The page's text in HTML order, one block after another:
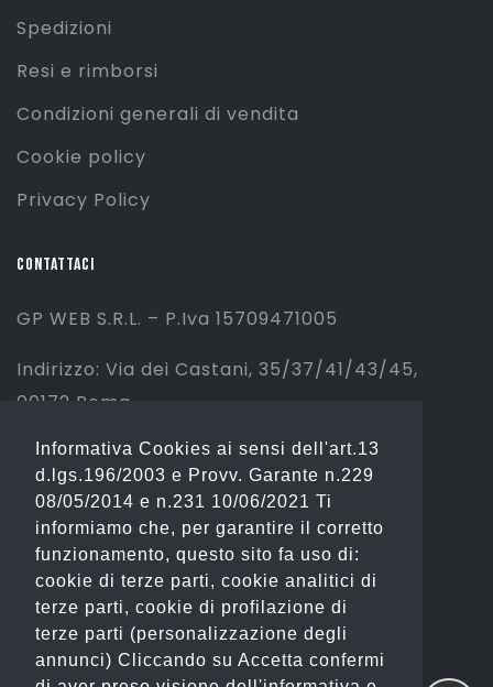
Spedizioni
Resi e rimborsi
Condizioni generali di vendita
Cookie policy
Privacy Policy
CONTATTACI
GP WEB S.R.L. – P.Iva 15709471005
Indirizzo: Via dei Castani, 35/37/41/43/45,
00172 Roma
Tel: 06 2310844 (Sport) – 06 23234353
(Fashion)
Email: info@gianostore.com
ORARI
Dal Lunedì al Venerdì 09:00-20:00.
Informativa Cookies ai sensi dell'art.13
d.lgs.196/2003 e Provv. Garante n.229
08/05/2014 e n.231 10/06/2021 Ti
informiamo che, per garantire il corretto
funzionamento, questo sito fa uso di:
cookie di terze parti, cookie analitici di
terze parti, cookie di profilazione di
terze parti (personalizzazione degli
annunci) Cliccando su Accetta confermi